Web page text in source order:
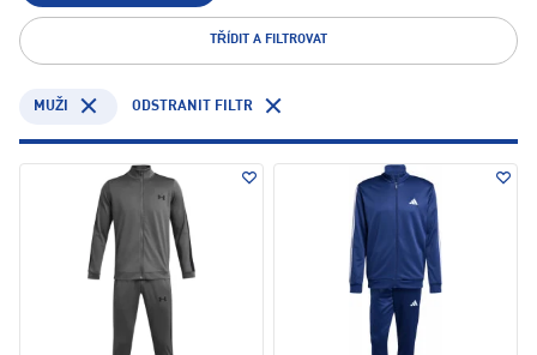
TŘÍDIT A FILTROVAT
MUŽI ODSTRANIT FILTR